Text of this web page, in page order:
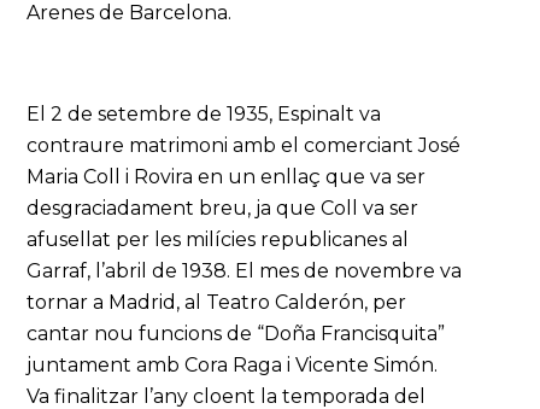
Arenes de Barcelona.
El 2 de setembre de 1935, Espinalt va
contraure matrimoni amb el comerciant José
Maria Coll i Rovira en un enllaç que va ser
desgraciadament breu, ja que Coll va ser
afusellat per les milícies republicanes al
Garraf, l’abril de 1938. El mes de novembre va
tornar a Madrid, al Teatro Calderón, per
cantar nou funcions de “Doña Francisquita”
juntament amb Cora Raga i Vicente Simón.
Va finalitzar l’any cloent la temporada del